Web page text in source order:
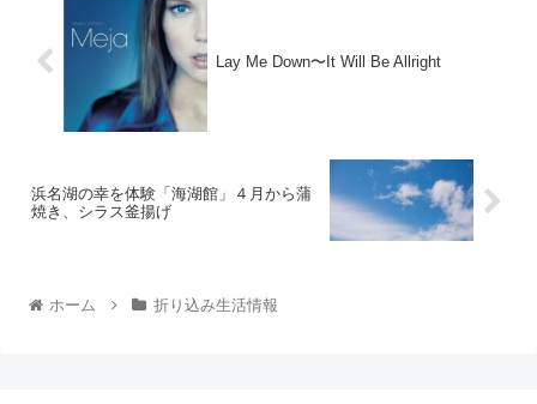
Lay Me Down〜It Will Be Allright
浜名湖の幸を体験「海湖館」４月から蒲
焼き、シラス釜揚げ
ホーム 折り込み生活情報